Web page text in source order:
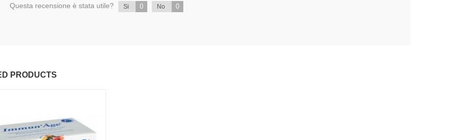
Questa recensione è stata utile? Si 0 No 0
PRODUCTS